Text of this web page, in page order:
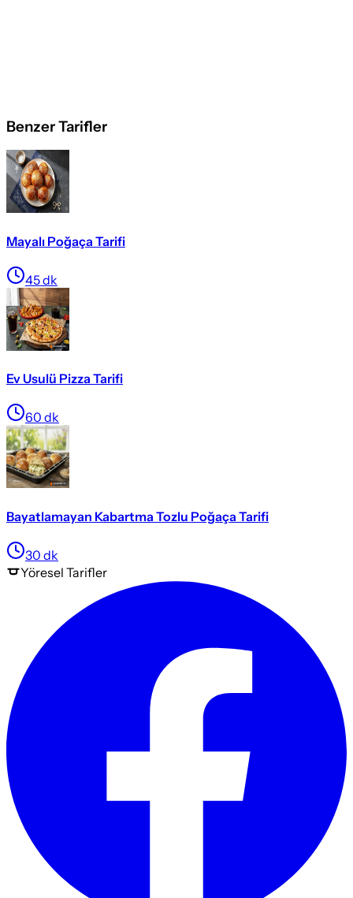
Benzer Tarifler
Mayalı Poğaça Tarifi
45dk
Ev Usulü Pizza Tarifi
60 dk
Bayatlamayan Kabartma Tozlu Poğaça Tarifi
30 dk
Yöresel Tarifler